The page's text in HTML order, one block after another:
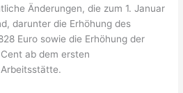
Änderungen, die zum 1. Januar
darunter die Erhöhung des
Euro sowie die Erhöhung der
ab dem ersten